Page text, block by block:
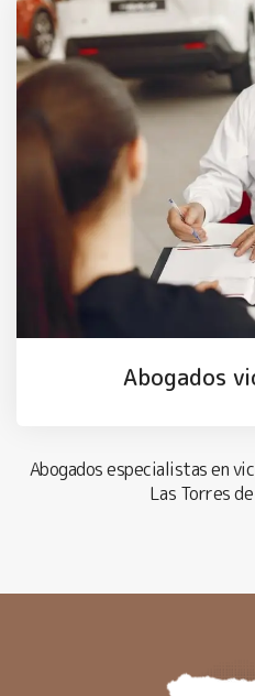
Abogados
Abogados especialistas en
Las Torres